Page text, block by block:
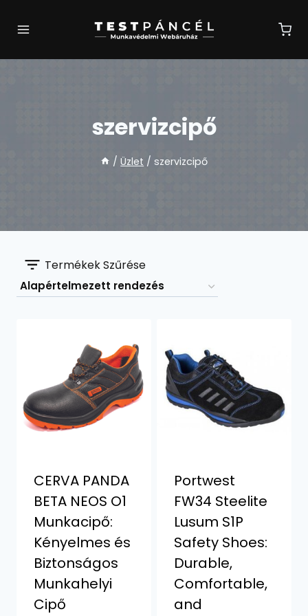
szervizcipő
/ Üzlet / szervizcipő
Termékek Szűrése
CERVA PANDA
BETA NEOS O1
Munkacipő:
Kényelmes és
Biztonságos
Munkahelyi
Cipő
Portwest
FW34 Steelite
Lusum S1P
Safety Shoes:
Durable,
Comfortable,
and